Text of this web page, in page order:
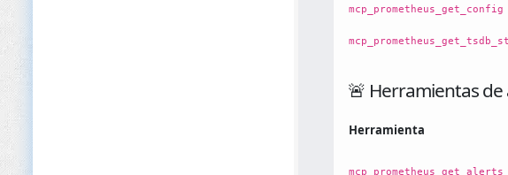
mcp_prometheus_get_config
🚨 Herramientas de
Herramienta
mcp_prometheus_get_alerts